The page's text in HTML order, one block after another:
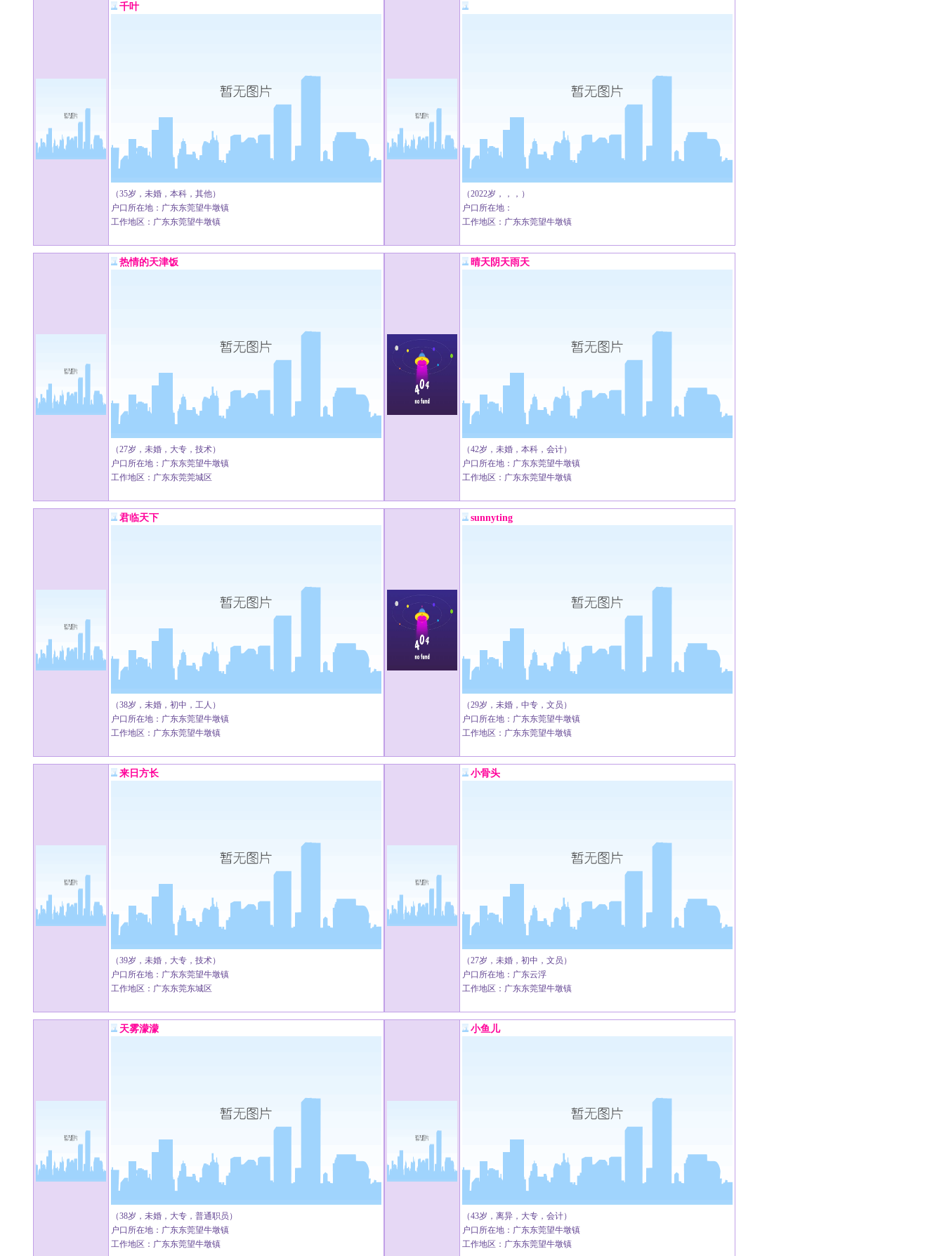
千叶
（35岁，未婚，本科，其他）
户口所在地：广东东莞望牛墩镇
工作地区：广东东莞望牛墩镇
热情的天津饭
（27岁，未婚，大专，技术）
户口所在地：广东东莞望牛墩镇
工作地区：广东东莞莞城区
君临天下
（38岁，未婚，初中，工人）
户口所在地：广东东莞望牛墩镇
工作地区：广东东莞望牛墩镇
来日方长
（39岁，未婚，大专，技术）
户口所在地：广东东莞望牛墩镇
工作地区：广东东莞东城区
天雾濛濛
（38岁，未婚，大专，普通职员）
户口所在地：广东东莞望牛墩镇
工作地区：广东东莞望牛墩镇
（2022岁，，，）
户口所在地：
工作地区：广东东莞望牛墩镇
晴天阴天雨天
（42岁，未婚，本科，会计）
户口所在地：广东东莞望牛墩镇
工作地区：广东东莞望牛墩镇
sunnyting
（29岁，未婚，中专，文员）
户口所在地：广东东莞望牛墩镇
工作地区：广东东莞望牛墩镇
小骨头
（27岁，未婚，初中，文员）
户口所在地：广东云浮
工作地区：广东东莞望牛墩镇
小鱼儿
（43岁，离异，大专，会计）
户口所在地：广东东莞望牛墩镇
工作地区：广东东莞望牛墩镇